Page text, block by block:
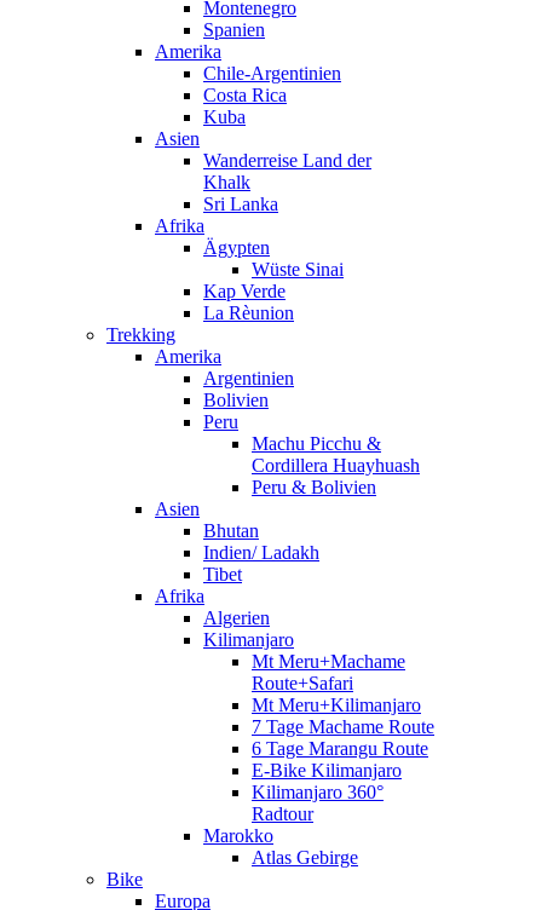
Montenegro
Spanien
Amerika
Chile-Argentinien
Costa Rica
Kuba
Asien
Wanderreise Land der
Khalk
Sri Lanka
Afrika
Ägypten
Wüste Sinai
Kap Verde
La Rèunion
Trekking
Amerika
Argentinien
Bolivien
Peru
Machu Picchu &
Cordillera Huayhuash
Peru & Bolivien
Asien
Bhutan
Indien/ Ladakh
Tibet
Afrika
Algerien
Kilimanjaro
Mt Meru+Machame
Route+Safari
Mt Meru+Kilimanjaro
7 Tage Machame Route
6 Tage Marangu Route
E-Bike Kilimanjaro
Kilimanjaro 360°
Radtour
Marokko
Atlas Gebirge
Bike
Europa